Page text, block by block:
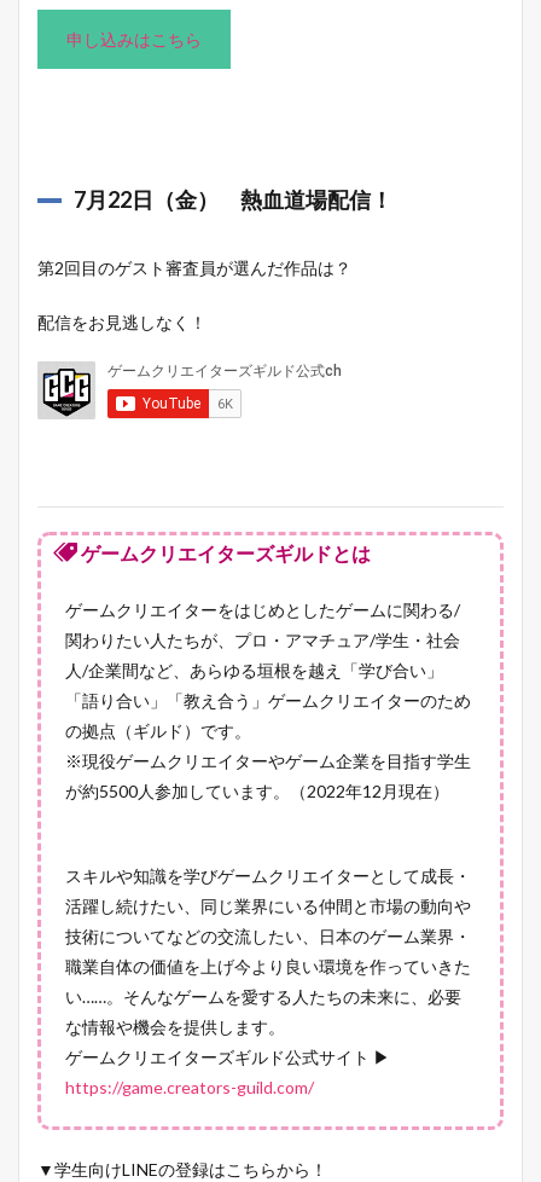
申し込みはこちら
7月22日（金） 熱血道場配信！
第2回目のゲスト審査員が選んだ作品は？
配信をお見逃しなく！
ゲームクリエイターズギルドとは
ゲームクリエイターをはじめとしたゲームに関わる/
関わりたい人たちが、プロ・アマチュア/学生・社会
人/企業間など、あらゆる垣根を越え「学び合い」
「語り合い」「教え合う」ゲームクリエイターのため
の拠点（ギルド）です。
※現役ゲームクリエイターやゲーム企業を目指す学生
が約5500人参加しています。（2022年12月現在）
スキルや知識を学びゲームクリエイターとして成長・
活躍し続けたい、同じ業界にいる仲間と市場の動向や
技術についてなどの交流したい、日本のゲーム業界・
職業自体の価値を上げ今より良い環境を作っていきた
い……。そんなゲームを愛する人たちの未来に、必要
な情報や機会を提供します。
ゲームクリエイターズギルド公式サイト ▶
https://game.creators-guild.com/
▼学生向けLINEの登録はこちらから！